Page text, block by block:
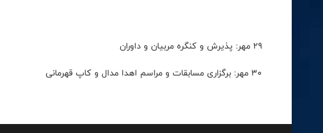
۲۹ مهر: پذیرش و کنگره مربیان و داوران
۳۰ مهر: برگزاری مسابقات و مراسم اهدا مدال و کاپ قهرمانی